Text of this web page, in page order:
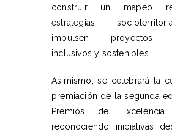
construir un mapeo
estrategias
impulsen proyectos
inclusivos y sostenibles.
Asimismo, se celebrará la
premiación de la segunda
Premios de Excelencia
reconociendo iniciativas